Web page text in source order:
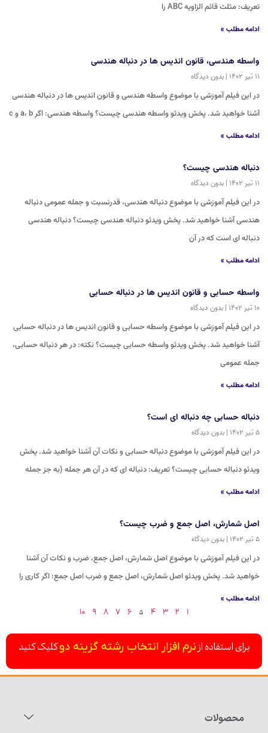
تعریف: مثلث قائم الزاویه ABC را
ادامه مطلب »
واسطه هندسی، قانون اندیس ها در دنباله هندسی
۱۱ تیر ۱۴۰۲ بدون دیدگاه
در این فیلم آموزشی با موضوع واسطه هندسی و قانون اندیس ها در دنباله هندسی
آشنا خواهید شد. پخش ویدئو واسطه هندسی چیست؟ واسطه هندسی: اگر a، b و c
ادامه مطلب »
دنباله هندسی چیست؟
۱۱ تیر ۱۴۰۲ بدون دیدگاه
در این فیلم آموزشی با موضوع دنباله هندسی، قدرنسبت و جمله عمومی دنباله
هندسی آشنا خواهید شد. پخش ویدئو دنباله هندسی چیست؟ دنباله هندسی
دنباله ای است که در آن
ادامه مطلب »
واسطه حسابی و قانون اندیس ها در دنباله حسابی
۱۰ تیر ۱۴۰۲ بدون دیدگاه
در این فیلم آموزشی با موضوع واسطه حسابی و قانون اندیس ها در دنباله حسابی
آشنا خواهید شد. پخش ویدئو واسطه حسابی چیست؟ نکته: در هر دنباله حسابی،
جمله عمومی
ادامه مطلب »
دنباله حسابی چه دنباله ای است؟
۵ تیر ۱۴۰۲ بدون دیدگاه
در این فیلم آموزشی با موضوع دنباله حسابی و نکات آن آشنا خواهید شد. پخش
ویدئو دنباله حسابی چیست؟ تعریف: دنباله ای که در آن هر جمله (به جز جمله
ادامه مطلب »
اصل شمارش، اصل جمع و ضرب چیست؟
۵ تیر ۱۴۰۲ بدون دیدگاه
در این فیلم آموزشی با موضوع اصل شمارش، اصل جمع، ضرب و نکات آن آشنا
خواهید شد. پخش ویدئو اصل شمارش، اصل جمع و ضرب اصل جمع: اگر کاری را
ادامه مطلب »
۱
۲ ۳ ۴ ۵ ۶ ۷ ۸ ۹ ۱۰
برای استفاده ازنرم افزار انتخاب رشته گزینه دوکلیک کنید
محصولات